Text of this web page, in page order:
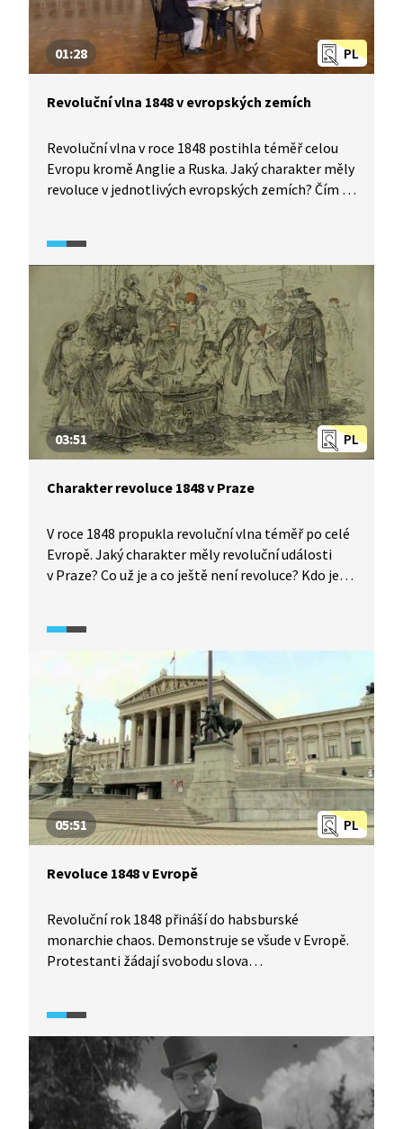
PL
01:28
Revoluční vlna 1848 v evropských zemích
Revoluční vlna v roce 1848 postihla téměř celou
Evropu kromě Anglie a Ruska. Jaký charakter měly
revoluce v jednotlivých evropských zemích? Čím se
objasní historici v pořadu Historie.cs.
PL
03:51
Charakter revoluce 1848 v Praze
V roce 1848 propukla revoluční vlna téměř po celé
Evropě. Jaký charakter měly revoluční události
v Praze? Co už je a co ještě není revoluce? Kdo je
a význam tzv. svatodušních bouří v červnu 1848
i to, co nového přinesla revoluce do českého
politického prostředí.
PL
05:51
Revoluce 1848 v Evropě
Revoluční rok 1848 přináší do habsburské
monarchie chaos. Demonstruje se všude v Evropě.
Protestanti žádají svobodu slova
do Innsbrucku. Vzpoury jsou potlačeny armádou,
ale trůn se otřásá v základech. I v Praze houstne
napětí, zasahuje vojsko. Představy o budoucím
setrvání v monarchii se různí.